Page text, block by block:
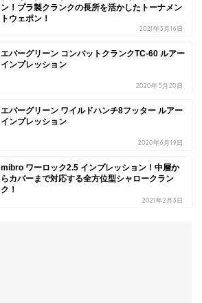
ン！プラ製クランクの長所を活かしたトーナメン
トウェポン！
2021年3月16日
エバーグリーン コンバットクランクTC-60 ルアー
インプレッション
2020年5月20日
エバーグリーン ワイルドハンチ8フッター ルアー
インプレッション
2020年6月19日
mibro ワーロック2.5 インプレッション！中層か
らカバーまで対応する全方位型シャロークラン
ク！
2021年2月3日